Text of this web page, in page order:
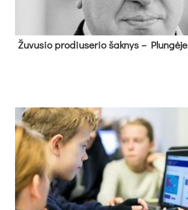
Žu­vu­sio pro­diu­se­rio šak­nys – Plun­gė­je